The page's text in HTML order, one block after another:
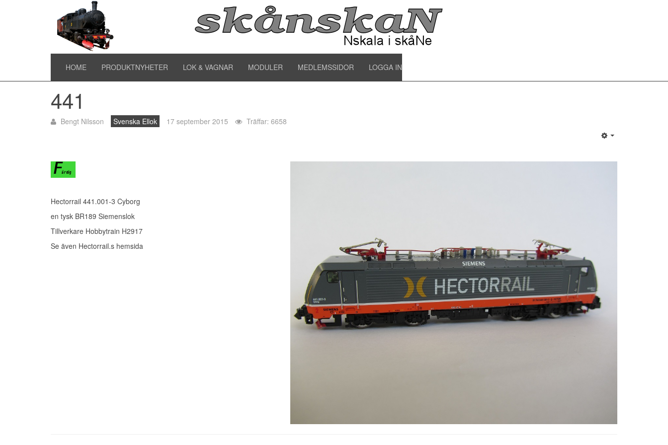
HOME PRODUKTNYHETER LOK & VAGNAR MODULER MEDLEMSSIDOR LOGGA IN
441
441
Bengt Nilsson Svenska Ellok 17 september 2015 Träffar: 6658
Hectorrail 441.001-3 Cyborg
en tysk BR189 Siemenslok
Tillverkare Hobbytrain H2917
Se även Hectorrail.s hemsida